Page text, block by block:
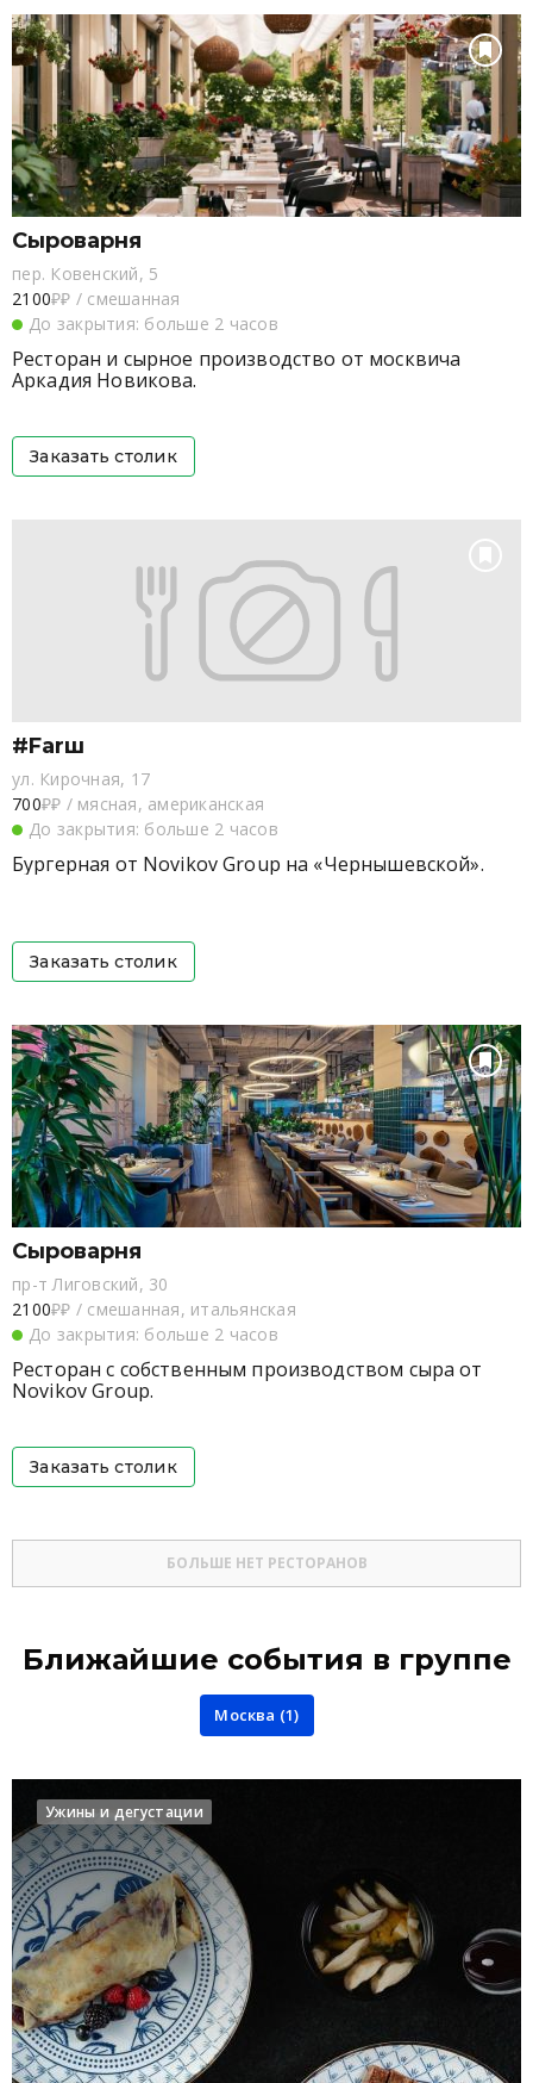
Сыроварня
пер. Ковенский, 5
2100₽₽ / смешанная
До закрытия: больше 2 часов
Ресторан и сырное производство от москвича
Аркадия Новикова.
Заказать столик
#Farш
ул. Кирочная, 17
700₽₽ / мясная, американская
До закрытия: больше 2 часов
Бургерная от Novikov Group на «Чернышевской».
Заказать столик
Сыроварня
пр-т Лиговский, 30
2100₽₽ / смешанная, итальянская
До закрытия: больше 2 часов
Ресторан с собственным производством сыра от
Novikov Group.
Заказать столик
БОЛЬШЕ НЕТ РЕСТОРАНОВ
Ближайшие события в группе
Москва (1)
Ужины и дегустации